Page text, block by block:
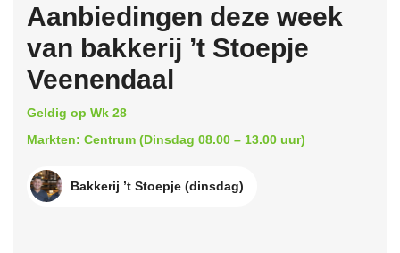
Aanbiedingen deze week
van bakkerij ’t Stoepje
Veenendaal
Geldig op Wk 28
Markten: Centrum (Dinsdag 08.00 – 13.00 uur)
Bakkerij ’t Stoepje (dinsdag)